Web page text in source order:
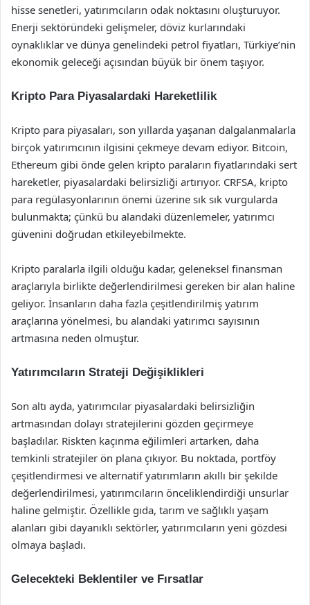
hisse senetleri, yatırımcıların odak noktasını oluşturuyor.
Enerji sektöründeki gelişmeler, döviz kurlarındaki
oynaklıklar ve dünya genelindeki petrol fiyatları, Türkiye’nin
ekonomik geleceği açısından büyük bir önem taşıyor.
Kripto Para Piyasalardaki Hareketlilik
Kripto para piyasaları, son yıllarda yaşanan dalgalanmalarla
birçok yatırımcının ilgisini çekmeye devam ediyor. Bitcoin,
Ethereum gibi önde gelen kripto paraların fiyatlarındaki sert
hareketler, piyasalardaki belirsizliği artırıyor. CRFSA, kripto
para regülasyonlarının önemi üzerine sık sık vurgularda
bulunmakta; çünkü bu alandaki düzenlemeler, yatırımcı
güvenini doğrudan etkileyebilmekte.
Kripto paralarla ilgili olduğu kadar, geleneksel finansman
araçlarıyla birlikte değerlendirilmesi gereken bir alan haline
geliyor. İnsanların daha fazla çeşitlendirilmiş yatırım
araçlarına yönelmesi, bu alandaki yatırımcı sayısının
artmasına neden olmuştur.
Yatırımcıların Strateji Değişiklikleri
Son altı ayda, yatırımcılar piyasalardaki belirsizliğin
artmasından dolayı stratejilerini gözden geçirmeye
başladılar. Riskten kaçınma eğilimleri artarken, daha
temkinli stratejiler ön plana çıkıyor. Bu noktada, portföy
çeşitlendirmesi ve alternatif yatırımların akıllı bir şekilde
değerlendirilmesi, yatırımcıların önceliklendirdiği unsurlar
haline gelmiştir. Özellikle gıda, tarım ve sağlıklı yaşam
alanları gibi dayanıklı sektörler, yatırımcıların yeni gözdesi
olmaya başladı.
Gelecekteki Beklentiler ve Fırsatlar